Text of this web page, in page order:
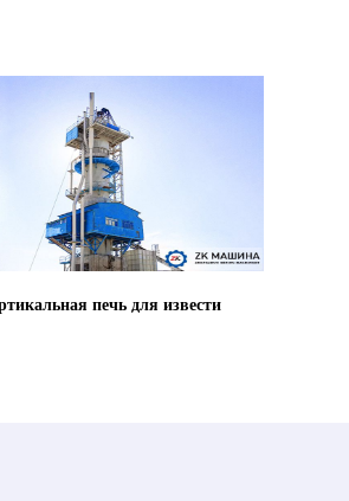
печь для извести